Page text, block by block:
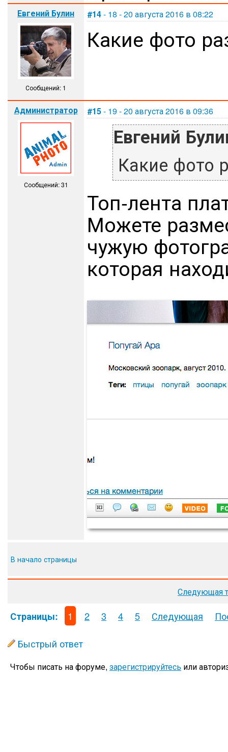
Евгений Булин
Сообщений: 1
#14- 18 - 20 августа 2016 в 08:22
Какие фото
Администратор
Сообщений: 31
#15- 19 - 20 августа 2016 в 09:36
Евгений
Какие фото
Топ-лента
Можете
чужую
которая
В начало страницы
Следующая
Страницы: 1 2 3 4 5 Следующая
Быстрый ответ
Чтобы писать на форуме, зарегистрируйтесь или